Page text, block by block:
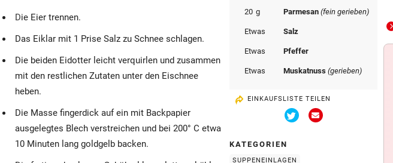
Die Eier trennen.
Das Eiklar mit 1 Prise Salz zu Schnee schlagen.
Die beiden Eidotter leicht verquirlen und zusammen
mit den restlichen Zutaten unter den Eischnee
heben.
Die Masse fingerdick auf ein mit Backpapier
ausgelegtes Blech verstreichen und bei 200° C etwa
10 Minuten lang goldgelb backen.
20 g Parmesan(fein gerieben)
Etwas Salz
Etwas Pfeffer
Etwas Muskatnuss(gerieben)
EINKAUFSLISTE TEILEN
Via
Twitter
Via
Email
KATEGORIEN
SUPPENEINLAGEN